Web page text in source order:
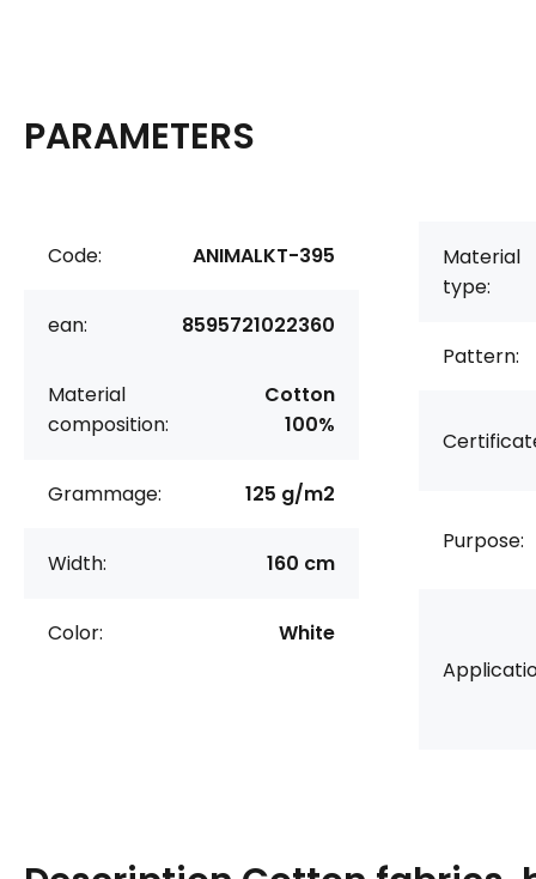
PARAMETERS
Code: ANIMALKT-395
ean: 8595721022360
Material
composition:
Cotton
100%
Grammage: 125 g/m2
Width: 160 cm
Color: White
Material
type:
Pattern:
Purpose: